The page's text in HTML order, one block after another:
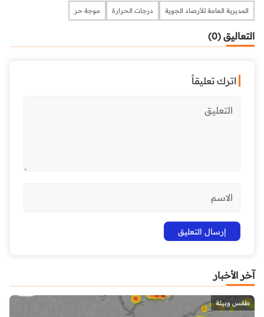
المديرية العامة للأرصاد الجوية درجات الحرارة موجة حر
التعاليق (0)
اترك تعليقاً
آخر الأخبار
طقس وبيئة